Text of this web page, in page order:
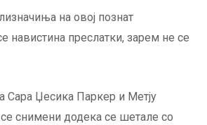
на овој познат
навистина преслатки, зарем не се
Сара Џесика Паркер и Метју
снимени додека се шетале со